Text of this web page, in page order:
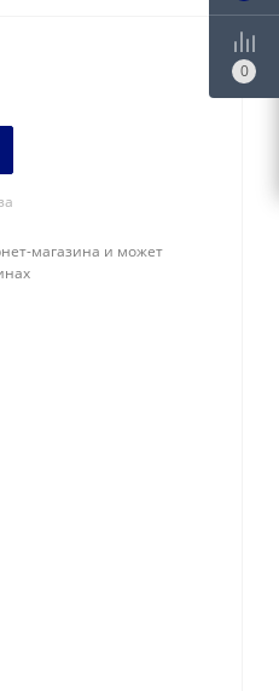
магазина и может
0